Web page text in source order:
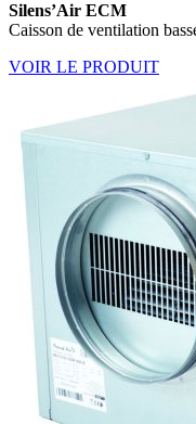
Silens’Air ECM
Caisson de ventilation
VOIR LE PRODUIT